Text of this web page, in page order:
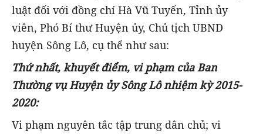
luật đối với đồng chí Hà Vũ Tuyến, Tỉnh ủy
viên, Phó Bí thư Huyện ủy, Chủ tịch UBND
huyện Sông Lô, cụ thể như sau:
Thứ nhất, khuyết điểm, vi phạm của Ban
Thường vụ Huyện ủy Sông Lô nhiệm kỳ 2015-
2020:
Vi phạm nguyên tắc tập trung dân chủ; vi